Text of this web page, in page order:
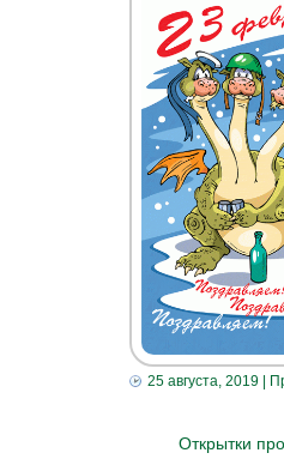
25 августа, 2019|
Открытки